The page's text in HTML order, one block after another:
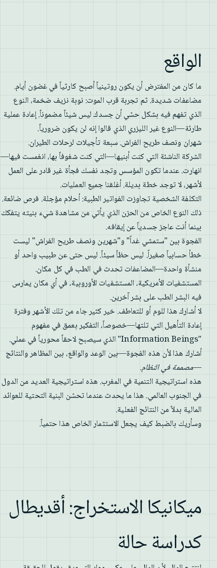
الواقع
ما كان من المفترض أن يكون روتينياً أصبح كارثياً في غضون أيام.
مضاعفات شديدة. ثم تجربة قرب الموت: نوبة نزيف ضخمة، النوع
الذي تفهم فيه بشكل حسّي أن جسدك ليس شيئاً مضموناً. إعادة عملية
طارئة—النوع غير الليزري الذي قالوا إنه لن يكون ضرورياً.
شهران ونصف طريح الفراش. سبعة تأجيلات لرحلات الطيران.
الشركة الناشئة التي كنت أبنيها—التي كنت شغوفاً بها، انغمست فيها—
انهارت. عندما تكون المؤسس وتجد نفسك فجأة غير قادر على العمل
لأشهر، لا توجد خطة بديلة. أغلقنا جميع العمليات.
التكلفة الشخصية تجاوزت الفواتير الطبية: أحلام مؤجلة. فرص ضائعة.
ذلك النوع الخاص من الحزن الذي يأتي من مشاهدة شيء بنيته يتفكك
بينما أنت عاجز جسدياً عن إيقافه.
الفجوة بين "ستمشي غداً" و"شهرين ونصف طريح الفراش" ليست
خطأ حسابياً صغيراً. ليس حظاً سيئاً. ليس حتى عن طبيب واحد أو
منشأة واحدة—المضاعفات تحدث في الطب في كل مكان.
المستشفيات الأمريكية، المستشفيات الأوروبية، في أي مكان يمارس
فيه البشر الطب على بشر آخرين.
لا أشارك هذا للوم أو للتعاطف. خير كثير جاء من تلك الأشهر وفترة
إعادة التأهيل التي تلتها—خصوصاً، التفكير بعمق في مفهوم
أشارك هذا لأن هذه الفجوة—بين الوعد والواقع، بين المظاهر والنتائج
—مصممة في النظام.
هذه استراتيجية التنمية في المغرب. هذه استراتيجية العديد من الدول
في الجنوب العالمي. هذا ما يحدث عندما تحسّن البنية التحتية للعوائد
المالية بدلاً من النتائج الفعلية.
وسأريك بالضبط كيف يجعل الاستثمار الخاص هذا حتمياً.
ميكانيكا الاستخراج: أقديطال
كدراسة حالة